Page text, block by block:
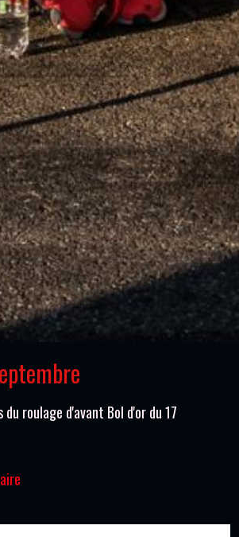
roulage d'avant Bol d'or du 17